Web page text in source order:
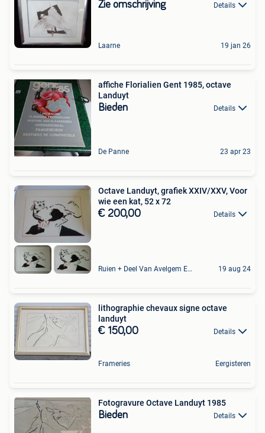
Zie omschrijving Details
Laarne 19 jan 26
affiche Florialien Gent 1985, octave
Landuyt
Bieden Details
De Panne 23 apr 23
Octave Landuyt, grafiek XXIV/XXV, Voor
wie een kat, 52 x 72
€ 200,00 Details
Ruien + Deel Van Avelgem En Waarmaarde 19 aug 24
lithographie chevaux signe octave
landuyt
€ 150,00 Details
Frameries Eergisteren
Fotogravure Octave Landuyt 1985
Bieden Details